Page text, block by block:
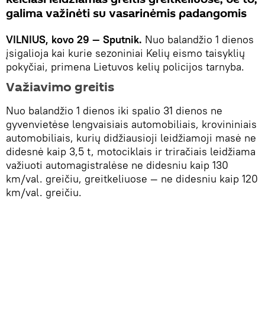
galima važinėti su vasarinėmis padangomis
VILNIUS, kovo 29 — Sputnik. Nuo balandžio 1 dienos
įsigalioja kai kurie sezoniniai Kelių eismo taisyklių
pokyčiai, primena Lietuvos kelių policijos tarnyba.
Važiavimo greitis
Nuo balandžio 1 dienos iki spalio 31 dienos ne
gyvenvietėse lengvaisiais automobiliais, krovininiais
automobiliais, kurių didžiausioji leidžiamoji masė ne
didesnė kaip 3,5 t, motociklais ir triračiais leidžiama
važiuoti automagistralėse ne didesniu kaip 130
km/val. greičiu, greitkeliuose — ne didesniu kaip 120
km/val. greičiu.